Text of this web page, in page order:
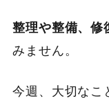
整理や整備、修
みません。
今週、大切なこ